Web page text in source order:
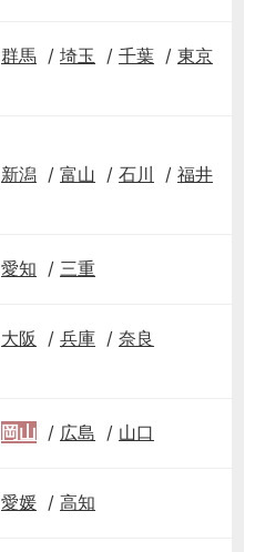
群馬 埼玉 千葉
東京
新潟 富山 石川 福井
愛知 三重
大阪 兵庫
奈良
岡山 広島 山口
愛媛 高知